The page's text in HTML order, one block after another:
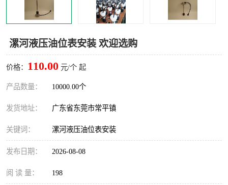
漯河液压油位表安装 欢迎选购
价格： 110.00 元/个 起
产品数量： 10000.00个
发货地址： 广东省东莞市常平镇
关键词： 漯河液压油位表安装
发布日期： 2026-08-08
阅 读 量： 198